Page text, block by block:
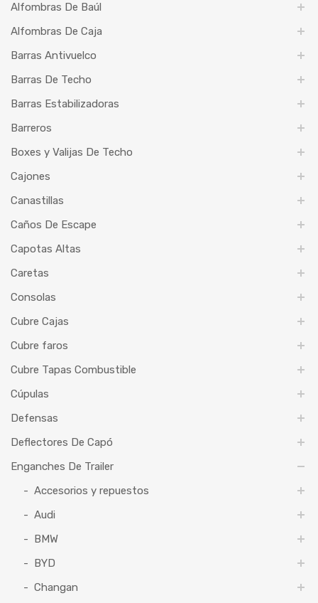
Alfombras De Baúl
Alfombras De Caja
Barras Antivuelco
Barras De Techo
Barras Estabilizadoras
Barreros
Boxes y Valijas De Techo
Cajones
Canastillas
Caños De Escape
Capotas Altas
Caretas
Consolas
Cubre Cajas
Cubre faros
Cubre Tapas Combustible
Cúpulas
Defensas
Deflectores De Capó
Enganches De Trailer
Accesorios y repuestos
Audi
BMW
BYD
Changan